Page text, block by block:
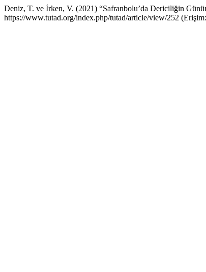
Deniz, T. ve İrken, V. (2021) “Safranbolu’da Dericiliğin
https://www.tutad.org/index.php/tutad/article/view/252